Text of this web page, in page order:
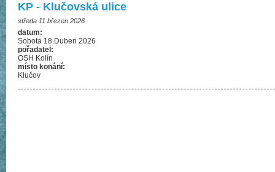
KP - Klučovská ulice
středa 11.březen 2026
datum:
Sobota 18.Duben 2026
pořadatel:
OSH Kolín
místo konání:
Klučov